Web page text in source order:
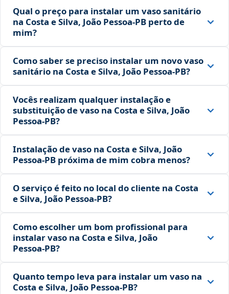
Qual o preço para instalar um vaso sanitário
na Costa e Silva, João Pessoa‑PB perto de
mim?
Como saber se preciso instalar um novo vaso
sanitário na Costa e Silva, João Pessoa‑PB?
Vocês realizam qualquer instalação e
substituição de vaso na Costa e Silva, João
Pessoa‑PB?
Instalação de vaso na Costa e Silva, João
Pessoa‑PB próxima de mim cobra menos?
O serviço é feito no local do cliente na Costa
e Silva, João Pessoa‑PB?
Como escolher um bom profissional para
instalar vaso na Costa e Silva, João
Pessoa‑PB?
Quanto tempo leva para instalar um vaso na
Costa e Silva, João Pessoa‑PB?